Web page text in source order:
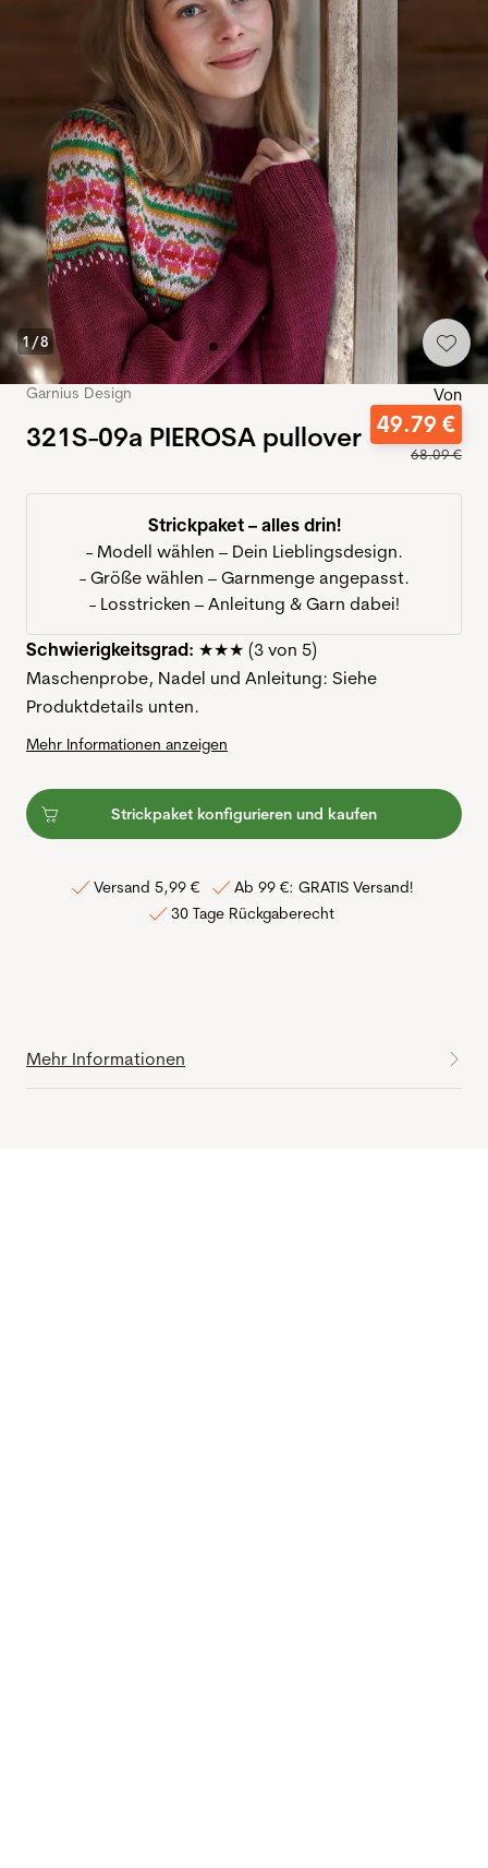
1/8
Garnius Design
321S-09a PIEROSA pullover
Von
49.79 €
68.09€
Strickpaket – alles drin!
- Modell wählen – Dein Lieblingsdesign.
- Größe wählen – Garnmenge angepasst.
- Losstricken – Anleitung & Garn dabei!
Schwierigkeitsgrad: ★★★ (3 von 5)
Maschenprobe, Nadel und Anleitung: Siehe
Produktdetails unten.
Mehr Informationen anzeigen
Strickpaket konfigurieren und kaufen
Versand 5,99 €
Ab 99 €: GRATIS Versand!
30 Tage Rückgaberecht
Mehr Informationen